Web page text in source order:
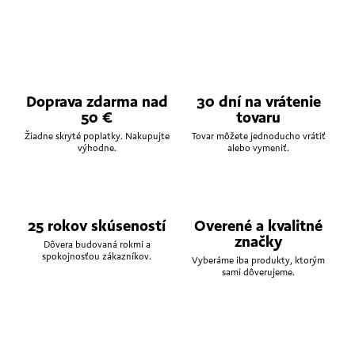
Doprava zdarma nad
50 €
Žiadne skryté poplatky. Nakupujte
výhodne.
30 dní na vrátenie
tovaru
Tovar môžete jednoducho vrátiť
alebo vymeniť.
25 rokov skúseností
Dôvera budovaná rokmi a
spokojnosťou zákazníkov.
Overené a kvalitné
značky
Vyberáme iba produkty, ktorým
sami dôverujeme.